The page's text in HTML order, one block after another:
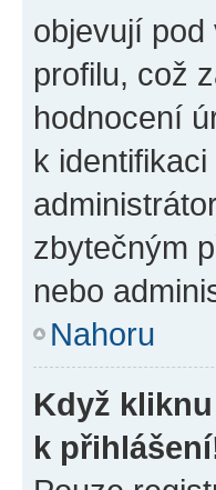
objevují
profilu, což
hodnocení
k
zbytečným
nebo
Nahoru
Když
k